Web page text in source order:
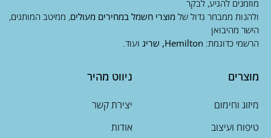
מוזמנים להגיע, לבקר
ולהנות ממבחר גדול של מוצרי חשמל במחירים מעולים, ממיטב המותגים,
הישר מהיבואן
הרשמי כדוגמת: Hemilton, שריג ועוד.
מוצרים
מיזוג וחימום
טיפוח ועיצוב
ניווט מהיר
יצירת קשר
אודות